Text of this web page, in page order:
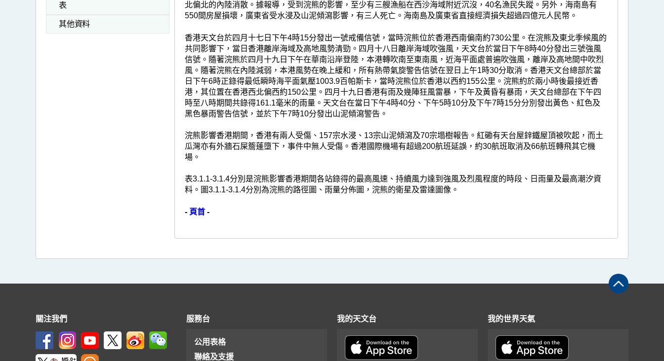
表
其他資料
北偏北的內陸消散。據報導，受到浣熊的影響，至少有三艘漁船在西沙海域附近沉沒，40名漁民失蹤。另外，海南島有
550間房屋損壞，廣東省受水浸及山泥傾瀉影響，有三人死亡。海南島及廣東省直接經濟損失超過四億元人民幣。
香港天文台於四月十七日下午4時15分發出一號戒備信號，當時浣熊位於香港西南偏南約730公里。在浣熊及東北季候風的
共同影響下，當日香港離岸海域及高地風勢清勁。四月十八日離岸海域吹強風，天文台於當日下午8時40分發出三號強風
信號。隨著浣熊於四月十九日下午在華南沿岸登陸，本港轉吹南至東南風，近海平面處普遍吹強風，離岸及高地間中吹烈
風。隨著浣熊在內陸減弱，本港風勢在晚上緩和，所有熱帶氣旋警告信號在翌日上午1時30分取消。香港天文台總部於當
日下午6時正錄得最低瞬時海平面氣壓1003.9百帕斯卡，當時浣熊位於香港以西約155公里。浣熊約於兩小時後最接近香
港，其位置在香港西北偏西約150公里。四月十九日香港有雨及幾陣狂風雷暴，下午及黃昏有暴雨，天文台總部在下午四
時至八時期間共錄得161.1毫米的雨量。天文台在當日下午4時40分、下午5時10分及下午7時15分分別發出黃色、紅色及
黑色暴雨警告信號，並於下午7時10分發出山泥傾瀉警告。
浣熊影響香港期間，香港有兩人受傷、157宗水浸、13宗山泥傾瀉及70宗塌樹報告。紅磡有天台屋鋅鐵屋頂被吹起，而土
瓜灣亦有外牆石屎簷蓬墮下，事件中無人受傷。香港國際機場有超過200航班延誤，約30航班取消及66航班轉飛其它機
場。
表3.1.1-3.1.4分別是浣熊影響香港期間各站錄得的最高風速、持續風力達到強風及烈風程度的時段、日雨量及最高潮汐資
料。圖3.1.1-3.1.4分別為浣熊的路徑圖、雨量分佈圖，浣熊的衛星及雷達圖像。
- 頁首 -
關注我們
M5.0+
服務台
公用表格
聯絡及支援
我的天文台 我的世界天氣